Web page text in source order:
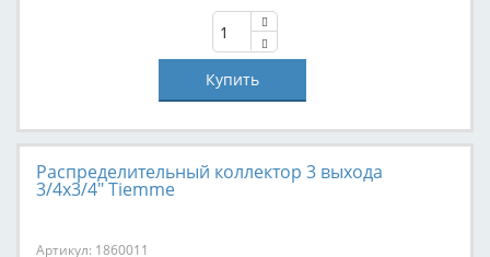
Распределительный коллектор 3 выхода
3/4х3/4" Tiemme
Артикул: 1860011